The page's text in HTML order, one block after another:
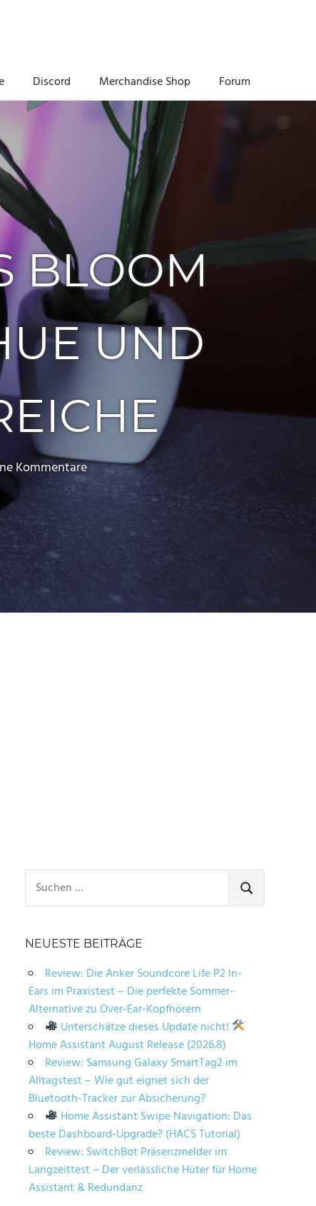
Discord Merchandise Shop Forum
BLOOM
UND
Kommentare
nach:
SUCHEN
NEUESTE BEITRÄGE
Review: Die Anker Soundcore Life P2 In-
Ears im Praxistest – Die perfekte Sommer-
Alternative zu Over-Ear-Kopfhörern
Unterschätze dieses Update nicht!
Home Assistant August Release (2026.8)
Review: Samsung Galaxy SmartTag2 im
Alltagstest – Wie gut eignet sich der
Bluetooth-Tracker zur Absicherung?
Home Assistant Swipe Navigation: Das
beste Dashboard-Upgrade? (HACS Tutorial)
Review: SwitchBot Präsenzmelder im
Langzeittest – Der verlässliche Hüter für Home
Assistant & Redundanz